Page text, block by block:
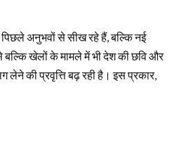
पिछले अनुभवों से सीख रहे हैं, बल्कि नई
बल्कि खेलों के मामले में भी देश की छवि और
लेने की प्रवृत्ति बढ़ रही है। इस प्रकार,